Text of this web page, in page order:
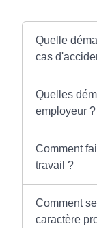
Quelle
cas
Quelles
employeur ?
Comment
travail ?
Comment
caractère